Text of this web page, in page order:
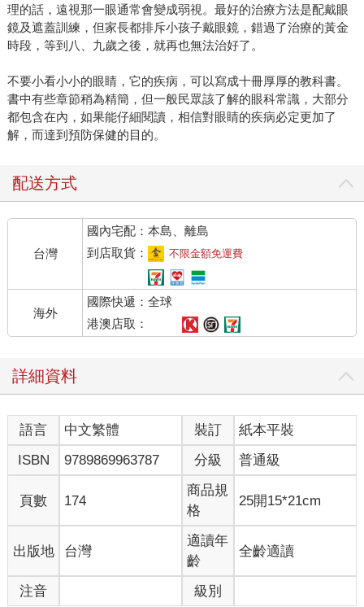
理的話，遠視那一眼通常會變成弱視。最好的治療方法是配戴眼
鏡及遮蓋訓練，但家長都排斥小孩子戴眼鏡，錯過了治療的黃金
時段，等到八、九歲之後，就再也無法治好了。
不要小看小小的眼睛，它的疾病，可以寫成十冊厚厚的教科書。
書中有些章節稍為精簡，但一般民眾該了解的眼科常識，大部分
都包含在內，如果能仔細閱讀，相信對眼睛的疾病必定更加了
解，而達到預防保健的目的。
配送方式
台灣
國內宅配：本島、離島
到店取貨：
不限金額免運費
海外
國際快遞：全球
港澳店取：
詳細資料
語言 中文繁體 裝訂
紙本平裝
ISBN
9789869963787 分級 普通級
頁數 174
商品規
格
25開15*21cm
出版地 台灣
適讀年
齡
全齡適讀
注音 級別